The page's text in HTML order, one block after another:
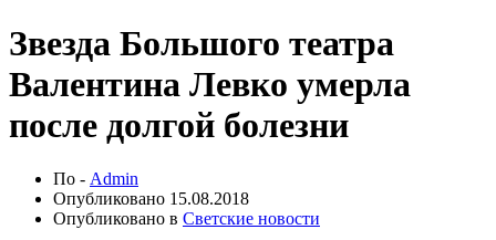
Звезда Большого театра
Валентина Левко умерла
после долгой болезни
По - Admin
Опубликовано 15.08.2018
Опубликовано в Светские новости